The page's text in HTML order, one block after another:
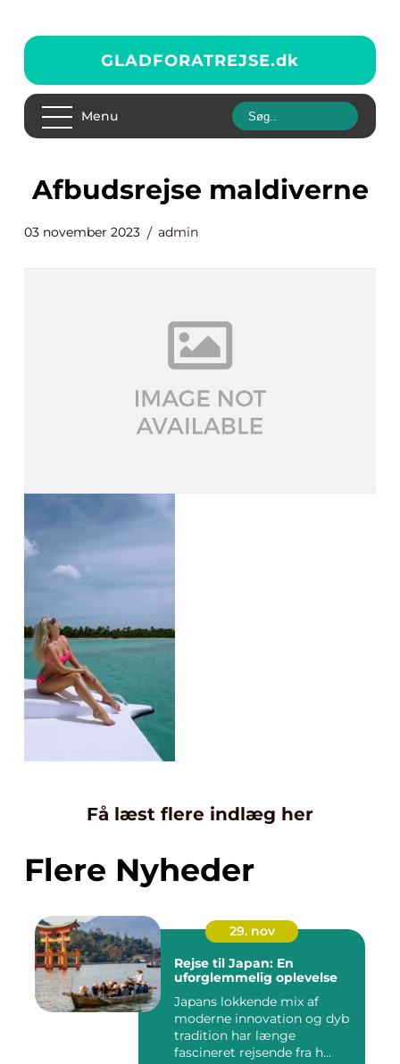
GLADFORATREJSE.dk
Menu
afbudsrejse maldiverne
03 november 2023 admin
Få læst flere indlæg her
Flere Nyheder
29. nov
Rejse til Japan: En
uforglemmelig oplevelse
Japans lokkende mix af
moderne innovation og dyb
tradition har længe
fascineret rejsende fra h...